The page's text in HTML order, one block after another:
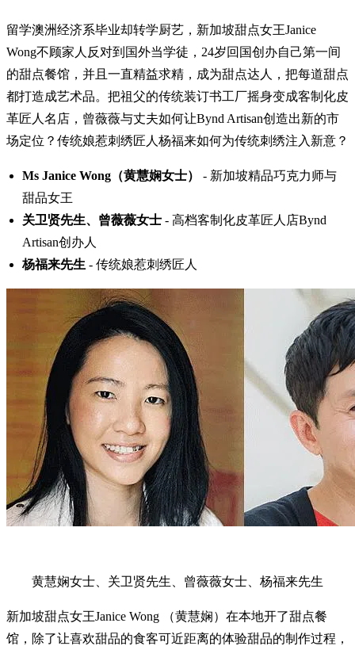
留学澳洲经济系毕业却转学厨艺，新加坡甜点女王Janice
Wong不顾家人反对到国外当学徒，24岁回国创办自己第一间
的甜点餐馆，并且一直精益求精，成为甜点达人，把每道甜点
都打造成艺术品。把祖父的传统装订书工厂摇身变成客制化皮
革匠人名店，曾薇薇与丈夫如何让Bynd Artisan创造出新的市
场定位？传统娘惹刺绣匠人杨福来如何为传统刺绣注入新意？
Ms Janice Wong（黄慧娴女士）
- 新加坡精品巧克力师与
甜品女王
关卫贤先生、曾薇薇女士 - 高档客制化皮革匠人店Bynd
Artisan创办人
杨福来先生 - 传统娘惹刺绣匠人
黄慧娴女士、关卫贤先生、曾薇薇女士、杨福来先生
新加坡甜点女王Janice Wong （黄慧娴）在本地开了甜点餐
馆，除了让喜欢甜品的食客可近距离的体验甜品的制作过程，